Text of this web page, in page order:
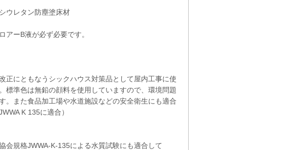
ウレタン防塵塗床材
アーB液が必ず必要です。
正にともなうシックハウス対策品として屋内工事に使
標準色は無鉛の顔料を使用していますので、環境問題
。また食品加工場や水道施設などの安全衛生にも適合
K 135に適合）
会規格JWWA-K-135による水質試験にも適合して